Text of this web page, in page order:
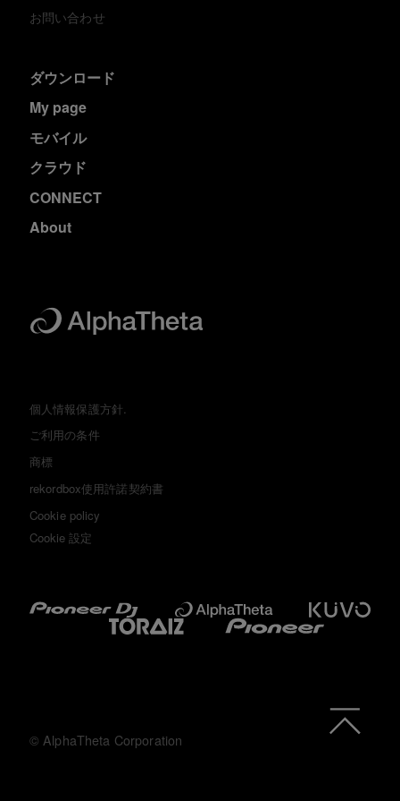
お問い合わせ
ダウンロード
My page
モバイル
クラウド
CONNECT
About
個人情報保護方針.
ご利用の条件
商標
rekordbox使用許諾契約書
Cookie policy
Cookie 設定
© AlphaTheta Corporation